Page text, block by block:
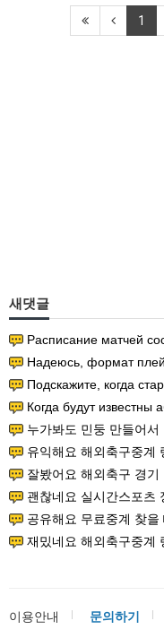
1
새댓글
Расписание матчей
Надеюсь, формат плей-офф
Подскажите, когда
Когда будут известны
누가봐도 민둥 만들어서 탈북하는것들이나 뭔가
유익해요 해외축구중계 링크 찾기 쉬워서 자주
잘봤어요 해외축구 경기 일정 한눈에 보기
괜찮네요 실시간스포츠 정보 확인하기 좋아
공유해요 무료중계 찾을 때 여기가 제일 편해요
재밌네요 해외축구중계 링크 찾기 쉬워서 자주
이용안내 문의하기